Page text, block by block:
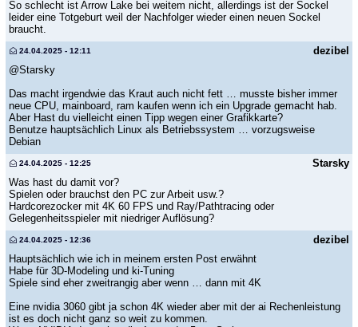
So schlecht ist Arrow Lake bei weitem nicht, allerdings ist der Sockel
leider eine Totgeburt weil der Nachfolger wieder einen neuen Sockel
braucht.
dezibel
24.04.2025 - 12:11
@Starsky
Das macht irgendwie das Kraut auch nicht fett … musste bisher immer
neue CPU, mainboard, ram kaufen wenn ich ein Upgrade gemacht hab.
Aber Hast du vielleicht einen Tipp wegen einer Grafikkarte?
Benutze hauptsächlich Linux als Betriebssystem … vorzugsweise
Debian
Starsky
24.04.2025 - 12:25
Was hast du damit vor?
Spielen oder brauchst den PC zur Arbeit usw.?
Hardcorezocker mit 4K 60 FPS und Ray/Pathtracing oder
Gelegenheitsspieler mit niedriger Auflösung?
dezibel
24.04.2025 - 12:36
Hauptsächlich wie ich in meinem ersten Post erwähnt
Habe für 3D-Modeling und ki-Tuning
Spiele sind eher zweitrangig aber wenn … dann mit 4K
Eine nvidia 3060 gibt ja schon 4K wieder aber mit der ai Rechenleistung
ist es doch nicht ganz so weit zu kommen.